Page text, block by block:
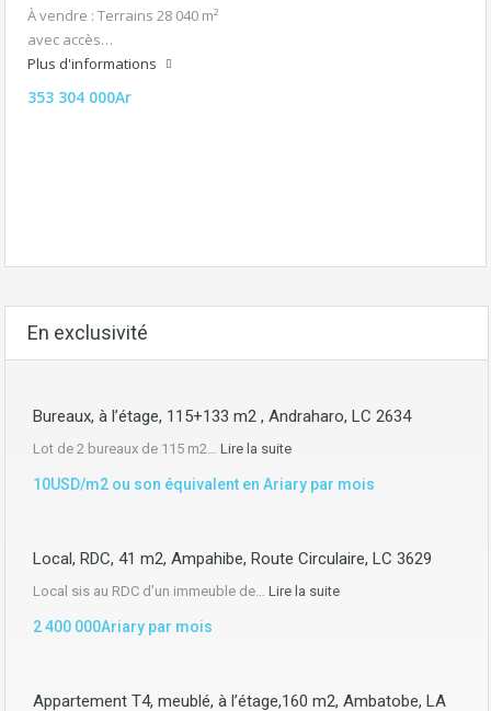
À vendre : Terrains 28 040 m²
avec accès…
Plus d'informations
353 304 000Ar
En exclusivité
Bureaux, à l’étage, 115+133 m2 , Andraharo, LC 2634
Lot de 2 bureaux de 115 m2… Lire la suite
10USD/m2 ou son équivalent en Ariary par mois
Local, RDC, 41 m2, Ampahibe, Route Circulaire, LC 3629
Local sis au RDC d’un immeuble de… Lire la suite
2 400 000Ariary par mois
Appartement T4, meublé, à l’étage,160 m2, Ambatobe, LA